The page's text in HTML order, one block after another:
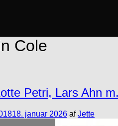
Cole
Petri, Lars Ahn
18. januar 2026 afJette